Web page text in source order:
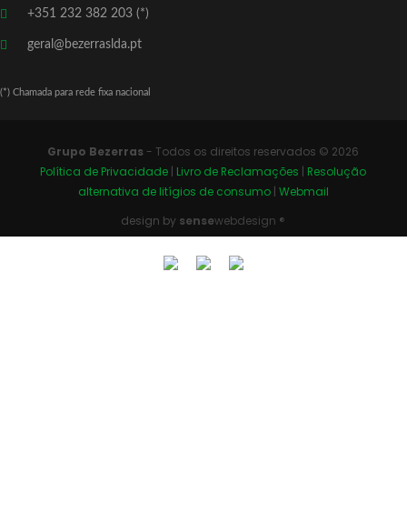
+351 232 382 203 (*)
geral@bezerraslda.pt
(*) Chamada para rede fixa nacional
Grupo Bezerras - Todos os direitos reservados © 2026
Política de Privacidade | Livro de Reclamações | Resolução
alternativa de litígios de consumo | Webmail
design by sensewebdesign ®